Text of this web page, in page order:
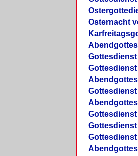
Osternacht
Gottesdienst
Gottesdienst
Gottesdienst
Gottesdienst
Gottesdienst